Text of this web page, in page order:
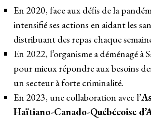
En 2020, face aux défis de la
intensifié ses actions en aidant les
distribuant des repas chaque
En 2022, l’organisme a déménagé à
pour mieux répondre aux besoins
un secteur à forte criminalité.
En 2023, une collaboration avec l’
Haïtiano-Canado-Québécoise